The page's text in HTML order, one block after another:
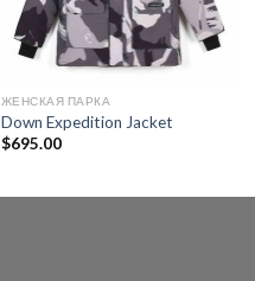
ЖЕНСКАЯ ПАРКА
Down Expedition Jacket
$695.00